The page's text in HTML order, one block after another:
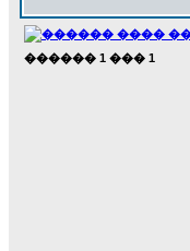
������ 1 ��� 1